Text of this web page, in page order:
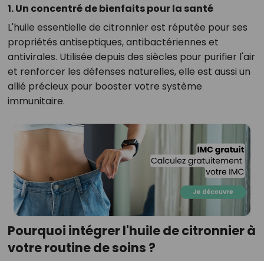
1. Un concentré de bienfaits pour la santé
L'huile essentielle de citronnier est réputée pour ses
propriétés antiseptiques, antibactériennes et
antivirales. Utilisée depuis des siècles pour purifier l'air
et renforcer les défenses naturelles, elle est aussi un
allié précieux pour booster votre système
immunitaire.
Pourquoi intégrer l'huile de citronnier à
votre routine de soins ?